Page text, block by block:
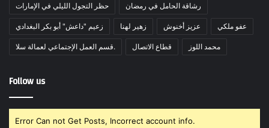
حظر التجول الليلي في الإمارات رشاقة الحامل في رمضان
زعيم "داعش" أبو بكر البغدادي زهير لهنا عزيز أخنوش عفو ملكي
قسم العمل الإجتماعي لعمالة سلا. قطاع الاتصال محمد اللوز
Follow us
Error Can not Get Posts, Incorrect account info.